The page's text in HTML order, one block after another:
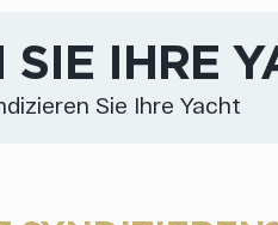
IHRE
Sie Ihre Yacht